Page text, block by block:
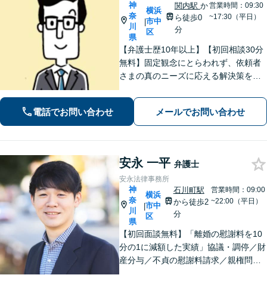
神
奈
川
県
|
横浜
市中
区
関内駅 か
ら徒歩0
分
営業時間：09:30
~17:30（平日）
【弁護士歴10年以上】【初回相談30分
無料】固定観念にとらわれず、依頼者
さまの真のニーズに応える解決策を導
士業との連携で不動産トラブルや相続
問題にワンストップの対応も可能【WE
B面談対応】【関内駅3分】
電話でお問い合わせ メールでお問い合わせ
安永 一平 弁護士
安永法律事務所
神
奈
川
県
|
横浜
市中
区
石川町駅
から徒歩2
分
営業時間：09:00
~22:00（平日）
【初回面談無料】「離婚の慰謝料を10
分の1に減額した実績」協議・調停／財
産分与／不貞の慰謝料請求／親権問題